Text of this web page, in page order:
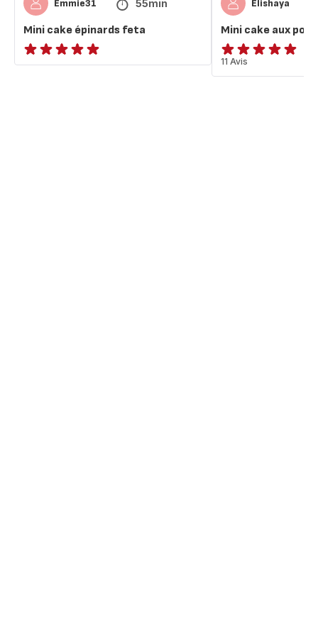
Emmie31 55min
Mini cake épinards feta
ratings.NaN
Elishaya
Mini cake aux
Avis
5
11 Avis